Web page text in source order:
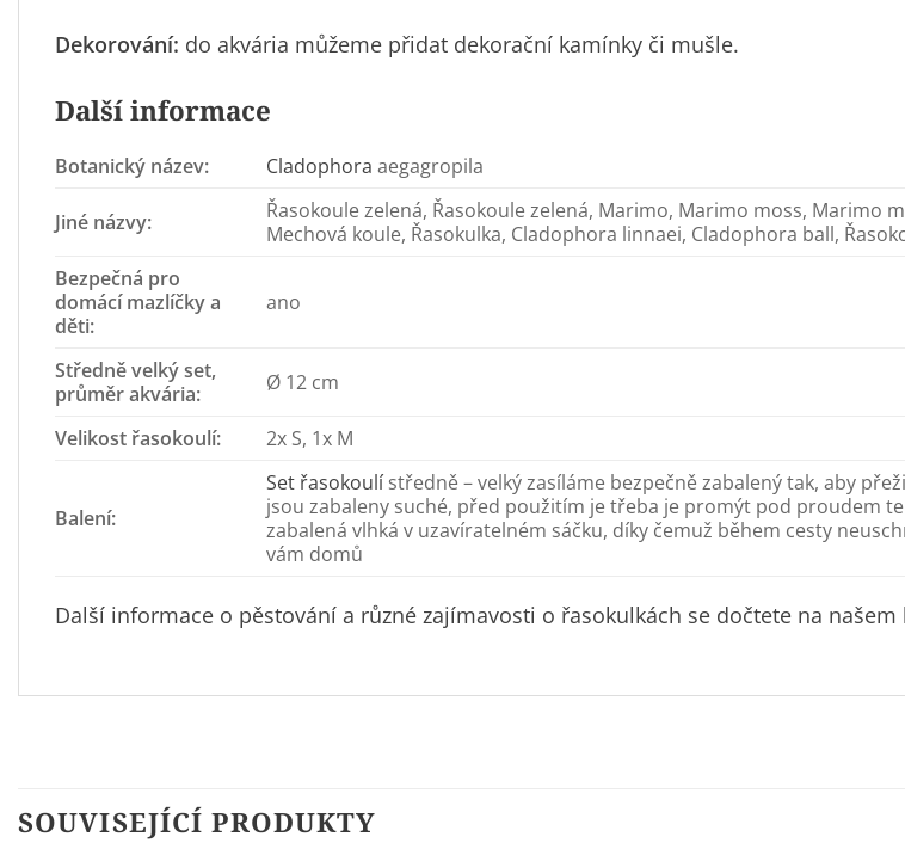
Dekorování: do akvária můžeme přidat dekorační kamínky či mušle.
Další informace
Botanický název: Cladophora aegagropila
Jiné názvy:
Řasokoule zelená, Řasokoule zelená, Marimo, Marimo moss, Marimo
Mechová koule, Řasokulka, Cladophora linnaei, Cladophora ball,
Bezpečná pro
domácí mazlíčky a
děti:
ano
Středně velký set,
průměr akvária:
Ø 12 cm
Velikost řasokoulí: 2x S, 1x M
Balení:
Set řasokoulí středně – velký zasíláme bezpečně zabalený tak, aby
jsou zabaleny suché, před použitím je třeba je promýt pod proudem
zabalená vlhká v uzavíratelném sáčku, díky čemuž během cesty
vám domů
Další informace o pěstování a různé zajímavosti o řasokulkách se dočtete na našem
SOUVISEJÍCÍ PRODUKTY